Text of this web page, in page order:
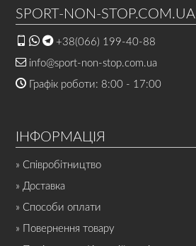
SPORT-NON-STOP.COM.UA
+38(066) 199-40-88
info@sport-non-stop.com.ua
Графік роботи: 8:00 - 17:00
ІНФОРМАЦІЯ
» Співробітництво
» Доставка
» Способи оплати
» Повернення товару